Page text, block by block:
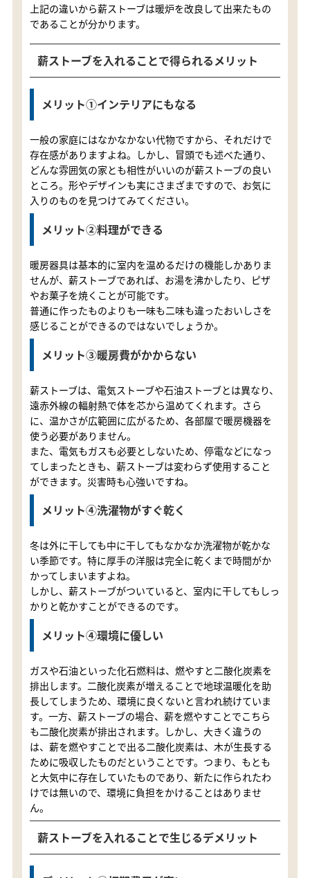
上記の違いから薪ストーブは暖炉を改良して出来たもの
であることが分かります。
薪ストーブを入れることで得られるメリット
メリット①インテリアにもなる
一般の家庭にはなかなかない代物ですから、それだけで
存在感がありますよね。しかし、冒頭でも述べた通り、
どんな雰囲気の家とも相性がいいのが薪ストーブの良い
ところ。形やデザインも実にさまざまですので、お気に
入りのものを見つけてみてください。
メリット②料理ができる
暖房器具は基本的に室内を温めるだけの機能しかありま
せんが、薪ストーブであれば、お湯を沸かしたり、ピザ
やお菓子を焼くことが可能です。
普通に作ったものよりも一味も二味も違ったおいしさを
感じることができるのではないでしょうか。
メリット③暖房費がかからない
薪ストーブは、電気ストーブや石油ストーブとは異なり、
遠赤外線の輻射熱で体を芯から温めてくれます。さら
に、温かさが広範囲に広がるため、各部屋で暖房機器を
使う必要がありません。
また、電気もガスも必要としないため、停電などになっ
てしまったときも、薪ストーブは変わらず使用すること
ができます。災害時も心強いですね。
メリット④洗濯物がすぐ乾く
冬は外に干しても中に干してもなかなか洗濯物が乾かな
い季節です。特に厚手の洋服は完全に乾くまで時間がか
かってしまいますよね。
しかし、薪ストーブがついていると、室内に干してもしっ
かりと乾かすことができるのです。
メリット④環境に優しい
ガスや石油といった化石燃料は、燃やすと二酸化炭素を
排出します。二酸化炭素が増えることで地球温暖化を助
長してしまうため、環境に良くないと言われ続けていま
す。一方、薪ストーブの場合、薪を燃やすことでこちら
も二酸化炭素が排出されます。しかし、大きく違うの
は、薪を燃やすことで出る二酸化炭素は、木が生長する
ために吸収したものだということです。つまり、もとも
と大気中に存在していたものであり、新たに作られたわ
けでは無いので、環境に負担をかけることはありませ
ん。
薪ストーブを入れることで生じるデメリット